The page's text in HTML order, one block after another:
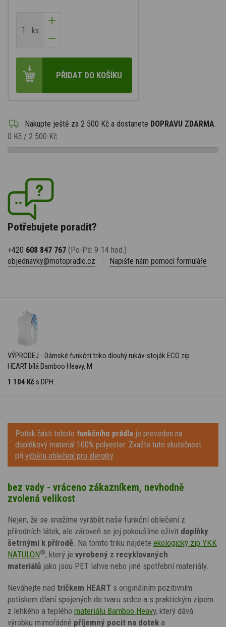
ks
PŘIDAT DO KOŠÍKU
Nakupte ještě za 2 500 Kč a dostanete DOPRAVU ZDARMA.
0 Kč / 2 500 Kč
Potřebujete poradit?
+420 608 847 767 (Po-Pá: 9-14 hod.)
objednavky@motopradlo.cz
Napište nám pomocí formuláře
VÝPRODEJ - Dámské funkční triko dlouhý rukáv-stoják ECO zip
HEART bílá Bamboo Heavy, M
1 104 Kč s DPH
Potisk části tohoto funkčního prádla je proveden na
doplňkový materiál 100% polyester. Zvažte tuto skutečnost
při výběru oblečení pro alergiky.
bez vady - vráceno zákazníkem, nevhodně
zvolená velikost
Nejen, že se snažíme vyrábět naše funkční oblečení z
přírodních látek, ale zároveň se jej pokoušíme oživit doplňky
šetrnými k přírodě. Na tomto triku najdete ekologický zip YKK
NATULON®, který je vyrobený z recyklovaných
materiálů jako jsou PET lahve nebo jiné spotřební materiály.
Neváhejte nad tričkem HEART s originálním pozitivním
potiskem dlaní spojených do tvaru srdce a s praktickým zipem
z lehkého a teplého materiálu Bamboo Heavy, který dává
výrobku mimořádně příjemný pocit na dotek a